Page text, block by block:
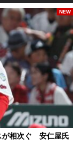
が相次ぐ 安仁屋氏
NEW